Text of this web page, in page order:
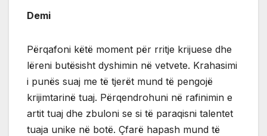
Demi
Përqafoni këtë moment për rritje krijuese dhe
lëreni butësisht dyshimin në vetvete. Krahasimi
i punës suaj me të tjerët mund të pengojë
krijimtarinë tuaj. Përqendrohuni në rafinimin e
artit tuaj dhe zbuloni se si të paraqisni talentet
tuaja unike në botë. Çfarë hapash mund të